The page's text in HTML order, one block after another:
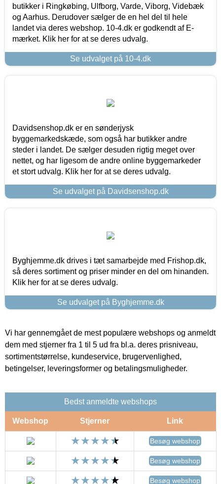
butikker i Ringkøbing, Ulfborg, Varde, Viborg, Videbæk
og Aarhus. Derudover sælger de en hel del til hele
landet via deres webshop. 10-4.dk er godkendt af E-
mærket. Klik her for at se deres udvalg.
Se udvalget på 10-4.dk
Davidsenshop.dk er en sønderjysk
byggemarkedskæde, som også har butikker andre
steder i landet. De sælger desuden rigtig meget over
nettet, og har ligesom de andre online byggemarkeder
et stort udvalg. Klik her for at se deres udvalg.
Se udvalget på Davidsenshop.dk
Byghjemme.dk drives i tæt samarbejde med Frishop.dk,
så deres sortiment og priser minder en del om hinanden.
Klik her for at se deres udvalg.
Se udvalget på Byghjemme.dk
Vi har gennemgået de mest populære webshops og anmeldt
dem med stjerner fra 1 til 5 ud fra bl.a. deres prisniveau,
sortimentstørrelse, kundeservice, brugervenlighed,
betingelser, leveringsformer og betalingsmuligheder.
Bedst anmeldte webshops
Webshop Stjerner Link
Besøg webshop
Besøg webshop
Besøg webshop